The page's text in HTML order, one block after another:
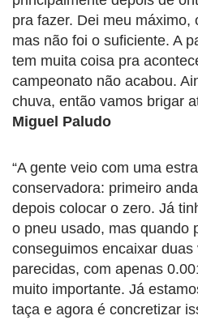
pra fazer. Dei meu máximo,
mas não foi o suficiente. A
tem muita coisa pra
campeonato não acabou.
chuva, então vamos brigar
Miguel Paludo
“A gente veio com uma
conservadora: primeiro
depois colocar o zero. Já
o pneu usado, mas quando
conseguimos encaixar
parecidas, com apenas
muito importante. Já
taça e agora é concretizar